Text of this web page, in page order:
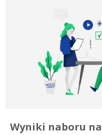
Wyniki naboru